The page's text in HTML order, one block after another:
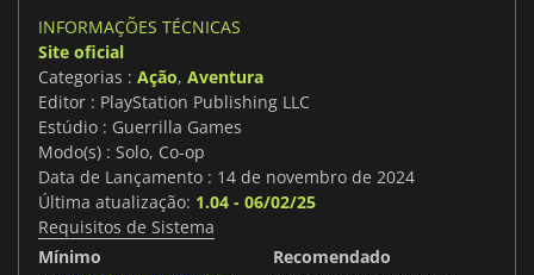
INFORMAÇÕES TÉCNICAS
Site oficial
Categorias : Ação, Aventura
Editor : PlayStation Publishing LLC
Estúdio : Guerrilla Games
Modo(s) : Solo, Co-op
Data de Lançamento : 14 de novembro de 2024
Última atualização: 1.04 - 06/02/25
Requisitos de Sistema
Mínimo
Recomendado